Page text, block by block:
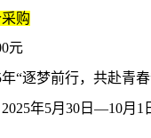
购
元
年“逐梦前行，共赴青
2025年5月 30日—10月 1